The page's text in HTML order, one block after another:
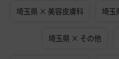
埼玉県 × 美容皮膚科 埼
埼玉県 × その他